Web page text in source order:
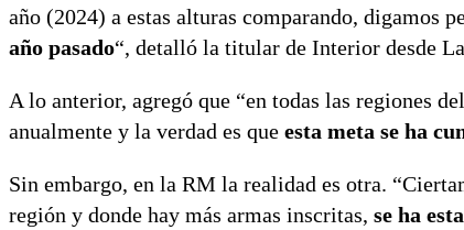
año (2024) a estas alturas comparando, digamos
año pasado“, detalló la titular de Interior desde
A lo anterior, agregó que “en todas las regiones
anualmente y la verdad es que esta meta se ha
Sin embargo, en la RM la realidad es otra.
región y donde hay más armas inscritas, se ha